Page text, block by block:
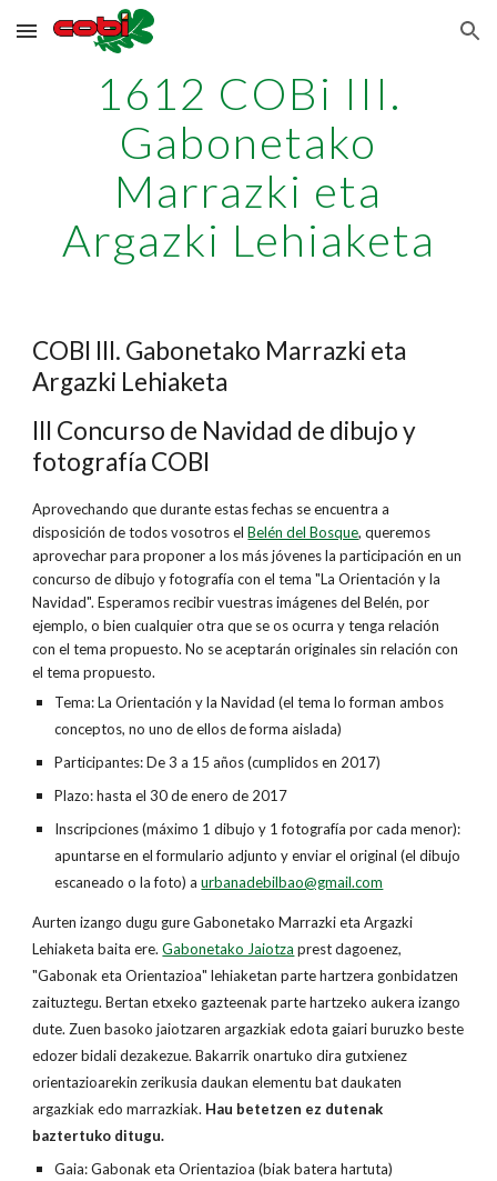
Skip to main content Skip to navigation
1612 COBi III.
Gabonetako
Marrazki eta
Argazki Lehiaketa
COBI III. Gabonetako Marrazki eta
Argazki Lehiaketa
III Concurso de Navidad de dibujo y
fotografía COBI
Aprovechando que durante estas fechas se encuentra a
disposición de todos vosotros el Belén del Bosque, queremos
aprovechar para proponer a los más jóvenes la participación en un
concurso de dibujo y fotografía con el tema "La Orientación y la
Navidad". Esperamos recibir vuestras imágenes del Belén, por
ejemplo, o bien cualquier otra que se os ocurra y tenga relación
con el tema propuesto. No se aceptarán originales sin relación con
el tema propuesto.
Tema: La Orientación y la Navidad (el tema lo forman ambos
conceptos, no uno de ellos de forma aislada)
Participantes: De 3 a 15 años (cumplidos en 2017)
Plazo: hasta el 30 de enero de 2017
Inscripciones (máximo 1 dibujo y 1 fotografía por cada menor):
apuntarse en el formulario adjunto y enviar el original (el dibujo
escaneado o la foto) aurbanadebilbao@gmail.com
Aurten izango dugu gure Gabonetako Marrazki eta Argazki
Lehiaketa baita ere. Gabonetako Jaiotza prest dagoenez,
"Gabonak eta Orientazioa" lehiaketan parte hartzera gonbidatzen
zaituztegu. Bertan etxeko gazteenak parte hartzeko aukera izango
dute. Zuen basoko jaiotzaren argazkiak edota gaiari buruzko beste
edozer bidali dezakezue. Bakarrik onartuko dira gutxienez
orientazioarekin zerikusia daukan elementu bat daukaten
argazkiak edo marrazkiak. Hau betetzen ez dutenak
baztertuko ditugu.
Gaia: Gabonak eta Orientazioa (biak batera hartuta)